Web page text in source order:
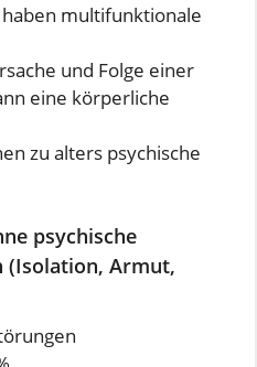
multifunktionale
und Folge einer
eine körperliche
zu alters psychische
psychische
(Isolation, Armut,